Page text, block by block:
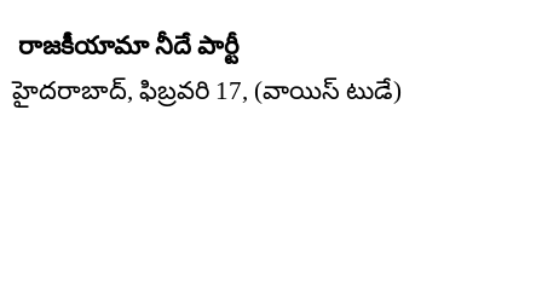
రాజకీయామా నీదే పార్టీ
హైదరాబాద్, ఫిబ్రవరి 17, (వాయిస్ టుడే)